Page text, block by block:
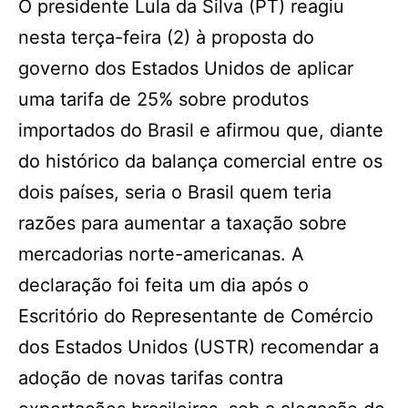
O presidente Lula da Silva (PT) reagiu
nesta terça-feira (2) à proposta do
governo dos Estados Unidos de aplicar
uma tarifa de 25% sobre produtos
importados do Brasil e afirmou que, diante
do histórico da balança comercial entre os
dois países, seria o Brasil quem teria
razões para aumentar a taxação sobre
mercadorias norte-americanas. A
declaração foi feita um dia após o
Escritório do Representante de Comércio
dos Estados Unidos (USTR) recomendar a
adoção de novas tarifas contra